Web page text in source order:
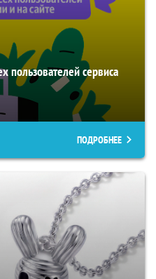
пользователей сервиса
ПОДРОБНЕЕ